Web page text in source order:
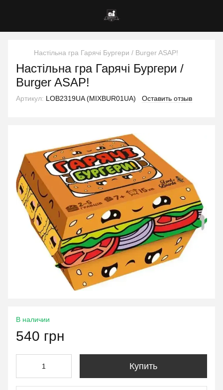
Настільна гра Гарячі Бургери / Burger ASAP!
Настільна гра Гарячі Бургери /
Burger ASAP!
Артикул: LOB2319UA (MIXBUR01UA) Оставить отзыв
В наличии
540 грн
Купить